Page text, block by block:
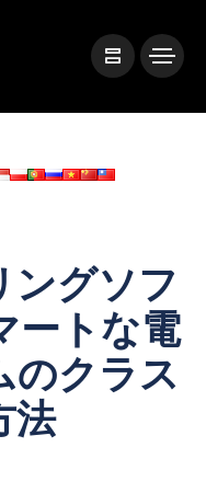
ングソフ
ートな電
のクラス
法